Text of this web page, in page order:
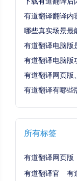
有道翻译翻译内
哪些真实场景最
有道翻译电脑版
有道翻译电脑版
有道翻译有哪些
所有标签
有道翻译网页版
有道翻译官
有